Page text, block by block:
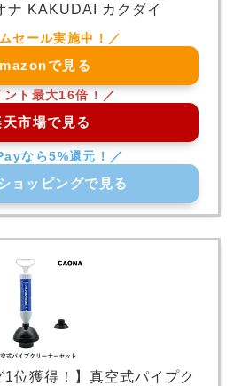
ナ KAKUDAI カクダイ
で見る
天市場で見る
ョッピングで見る
1位獲得！】真空式パイプク